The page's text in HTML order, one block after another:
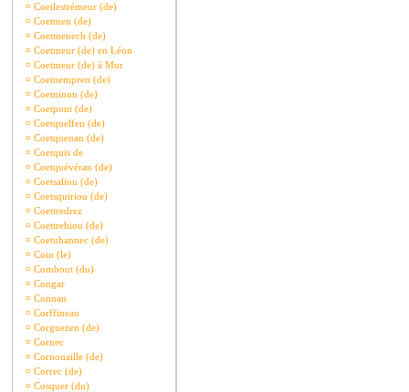
¤ Coetlestrémeur (de)
¤ Coetmen (de)
¤ Coetmenech (de)
¤ Coetmeur (de) en Léon
¤ Coetmeur (de) à Mur
¤ Coetnempren (de)
¤ Coetninon (de)
¤ Coetpont (de)
¤ Coetquelfen (de)
¤ Coetquenan (de)
¤ Coetquis de
¤ Coetquévéran (de)
¤ Coetsaliou (de)
¤ Coetsquiriou (de)
¤ Coettredrez
¤ Coettrehiou (de)
¤ Coetuhannec (de)
¤ Coin (le)
¤ Combout (du)
¤ Congar
¤ Connan
¤ Corffineau
¤ Corguezen (de)
¤ Cornec
¤ Cornouaille (de)
¤ Correc (de)
¤ Cosquer (du)